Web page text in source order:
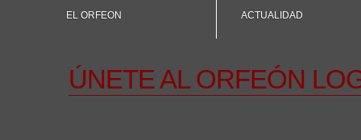
EL ORFEON ACTUALIDAD
ÚNETE AL ORFEÓN